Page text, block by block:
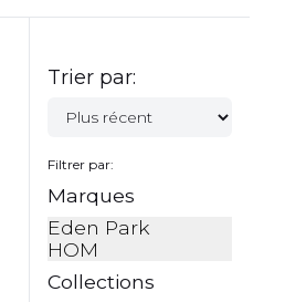
Trier par:
Filtrer par:
Marques
Eden Park
HOM
Collections